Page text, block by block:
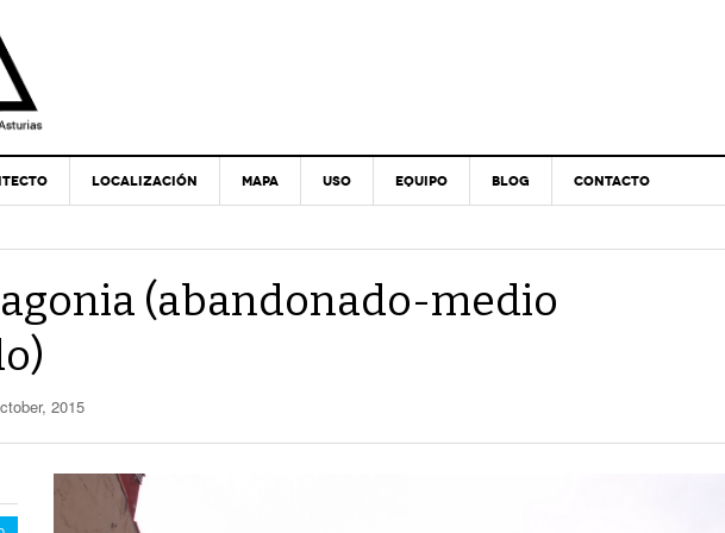
LOCALIZACIÓN MAPA USO EQUIPO BLOG CONTACTO
(abandonado-medio
2015